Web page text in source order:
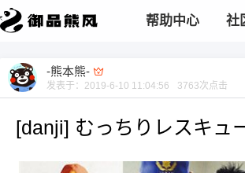
帮助中心 社
-熊本熊-
发表于： 2019-6-10 11:04:56 3763次点击
[danji] むっちりレスキュ